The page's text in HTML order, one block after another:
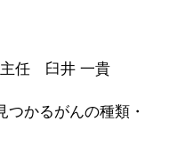
任 臼井 一貴
つかるがんの種類・